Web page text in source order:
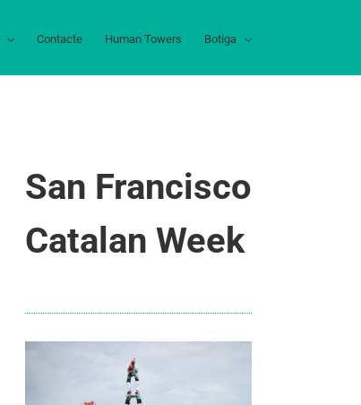
Contacte Human Towers Botiga
San Francisco
Catalan Week